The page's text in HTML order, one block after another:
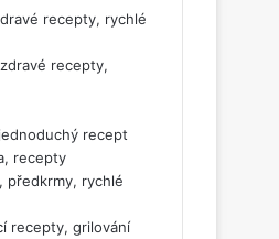
recepty, rychlé
recepty,
recept
recepty
předkrmy, rychlé
recepty, grilování